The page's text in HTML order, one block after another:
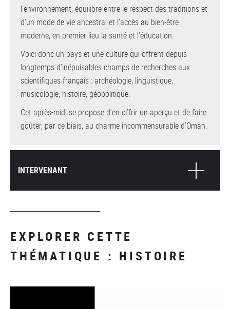
l’environnement, équilibre entre le respect des traditions et
d’un mode de vie ancestral et l’accès au bien-être
moderne, en premier lieu la santé et l’éducation.
Voici donc un pays et une culture qui offrent depuis
longtemps d’inépuisables champs de recherches aux
scientifiques français : archéologie, linguistique,
musicologie, histoire, géopolitique.
Cet après-midi se propose d’en offrir un aperçu et de faire
goûter, par ce biais, au charme incommensurable d’Oman.
INTERVENANT
EXPLORER CETTE
THÉMATIQUE : HISTOIRE